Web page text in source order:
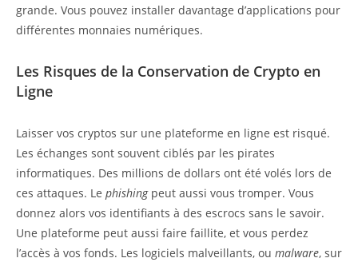
grande. Vous pouvez installer davantage d’applications pour
différentes monnaies numériques.
Les Risques de la Conservation de Crypto en
Ligne
Laisser vos cryptos sur une plateforme en ligne est risqué.
Les échanges sont souvent ciblés par les pirates
informatiques. Des millions de dollars ont été volés lors de
ces attaques. Le phishingpeut aussi vous tromper. Vous
donnez alors vos identifiants à des escrocs sans le savoir.
Une plateforme peut aussi faire faillite, et vous perdez
l’accès à vos fonds. Les logiciels malveillants, ou malware, sur